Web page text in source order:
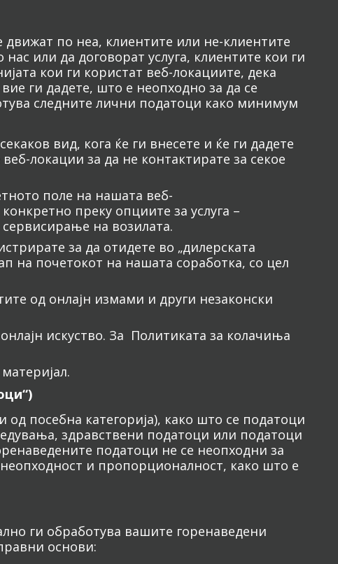
движат по неа, клиентите или не-клиентите
или да договорат услуга, клиентите кои ги
кои ги користат веб-локациите, дека
ги дадете, што е неопходно за да се
следните лични податоци како минимум
вид, кога ќе ги внесете и ќе ги дадете
локации за да не контактирате за секое
поле на нашата веб-
преку опциите за услуга –
сервисирање на возилата.
за да отидете во „дилерската
на почетокот на нашата соработка, со цел
од онлајн измами и други незаконски
искуство. За Политиката за колачиња
посебна категорија), како што се податоци
здравствени податоци или податоци
податоци не се неопходни за
и пропорционалност, како што е
ги обработува вашите горенаведени
основи: